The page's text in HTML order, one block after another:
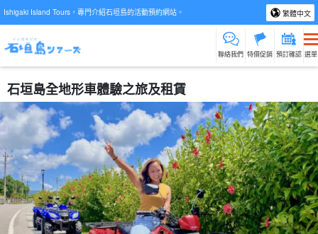
Ishigaki Island Tours，專門介紹石垣島的活動預約網站。 繁體中文
聯絡我們 特價促銷 預訂確認 選單
石垣島全地形車體驗之旅及租賃